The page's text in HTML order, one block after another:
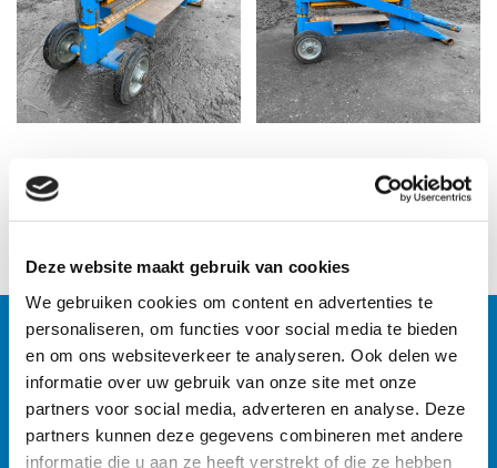
Deze website maakt gebruik van cookies
We gebruiken cookies om content en advertenties te
personaliseren, om functies voor social media te bieden
en om ons websiteverkeer te analyseren. Ook delen we
informatie over uw gebruik van onze site met onze
partners voor social media, adverteren en analyse. Deze
partners kunnen deze gegevens combineren met andere
informatie die u aan ze heeft verstrekt of die ze hebben
Machines
Zoekt u specifieke machines? U vindt ze razendsnel met
onze zoekmachine.